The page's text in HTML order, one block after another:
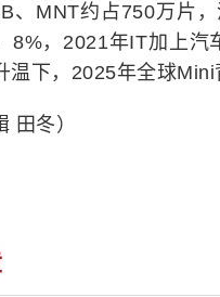
、MNT约占750万片
8%，2021年IT加上
温下，2025年全球
田冬）